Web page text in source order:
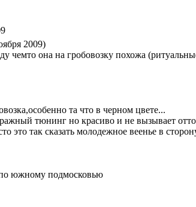
2009)
чемто она на гробовозку похожа
та что в черном цвете...
тюнинг но красиво и не вызывает
это так сказать молодежное веенье в
по южному подмосковью